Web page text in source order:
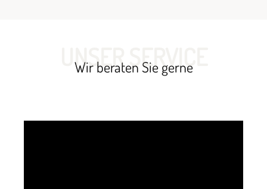
UNSER SERVICE
Wir beraten Sie gerne